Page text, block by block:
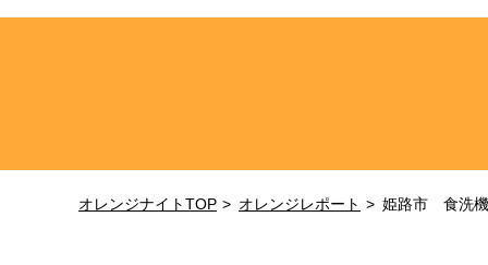
オレンジナイトTOP オレンジレポート 姫路市 食洗機